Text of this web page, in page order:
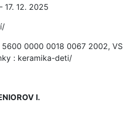
17. 12. 2025
0000 0018 0067 2002, VS
: keramika-deti/
I.